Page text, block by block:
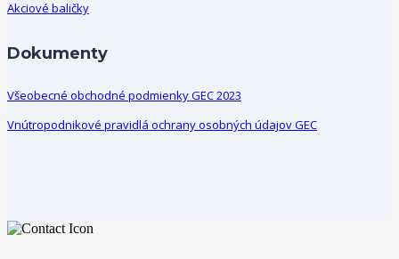
Akciové baličky
Dokumenty
Všeobecné obchodné podmienky GEC 2023
Vnútropodnikové pravidlá ochrany osobných údajov GEC